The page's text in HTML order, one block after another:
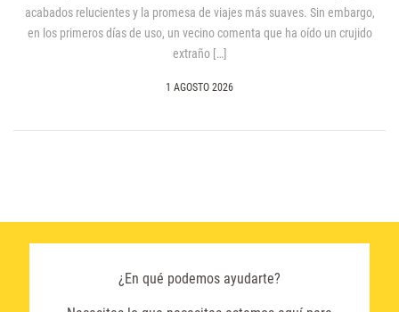
acabados relucientes y la promesa de viajes más suaves. Sin embargo,
en los primeros días de uso, un vecino comenta que ha oído un crujido
extraño […]
1 AGOSTO 2026
¿En qué podemos ayudarte?